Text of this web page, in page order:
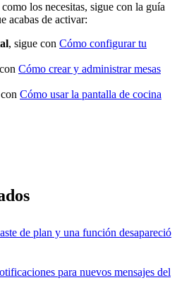
los necesitas, sigue con la guía
acabas de activar:
, sigue con Cómo configurar tu
Cómo crear y administrar mesas
Cómo usar la pantalla de cocina
de plan y una función desapareció
para nuevos mensajes del